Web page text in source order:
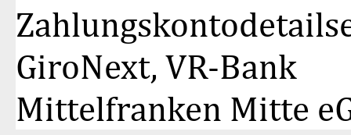
auf
100
GiroNext, VR-Bank
Mittelfranken Mitte